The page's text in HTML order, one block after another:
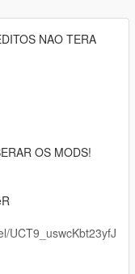
NAO TERA
OS MODS!
UCT9_uswcKbt23yfJ